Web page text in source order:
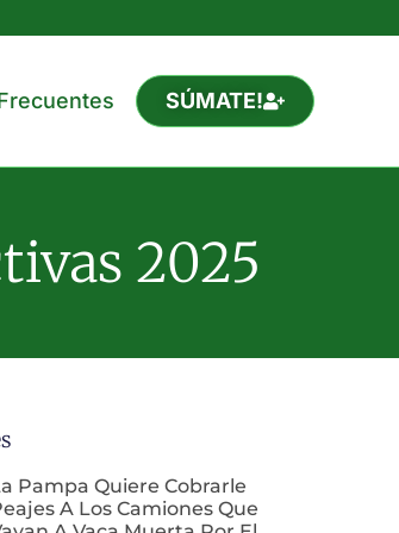
SÚMATE!
2025
Pampa Quiere Cobrarle
A Los Camiones Que